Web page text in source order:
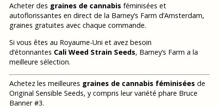
Acheter des graines de cannabis féminisées et
autoflorissantes en direct de la Barney’s Farm d’Amsterdam,
graines gratuites avec chaque commande.
Si vous êtes au Royaume-Uni et avez besoin
d’étonnantes Cali Weed Strain Seeds, Barney’s Farm a la
meilleure sélection.
Achetez les meilleures graines de cannabis féminisées de
Original Sensible Seeds, y compris leur variété phare Bruce
Banner #3.